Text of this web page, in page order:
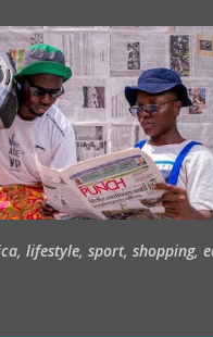
Passa ai contenuti
lifestyle, sport, shopping,